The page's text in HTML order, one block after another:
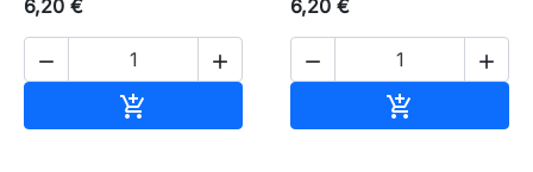
6,20 €
 

6,20 €
 
